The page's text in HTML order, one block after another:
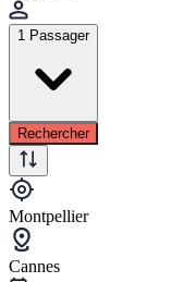
1 Passager
Rechercher
Montpellier
Cannes